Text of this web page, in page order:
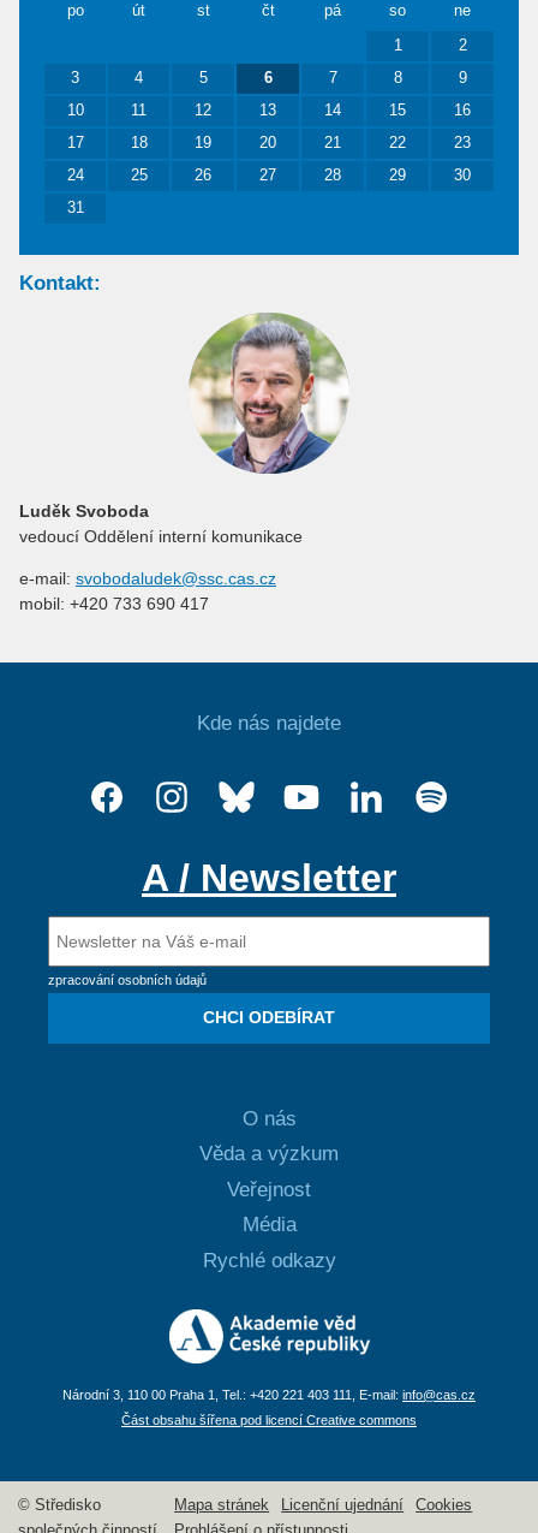
po út st čt pá so ne
1
2
3
4 5 6 7 8
9
10
11 12 13 14 15
16
17
18 19 20 21 22
23
24
25 26 27 28 29
30
31
Kontakt:
Luděk Svoboda
vedoucí Oddělení interní komunikace
e-mail: svobodaludek@ssc.cas.cz
mobil: +420 733 690 417
Kde nás najdete
A / Newsletter
zpracování osobních údajů
CHCI ODEBÍRAT
O nás
Věda a výzkum
Veřejnost
Média
Rychlé odkazy
Národní 3, 110 00 Praha 1, Tel.: +420 221 403 111, E-mail: info@cas.cz
Část obsahu šířena pod licencí Creative commons
© Středisko
Mapa stránek Licenční ujednání
Cookies